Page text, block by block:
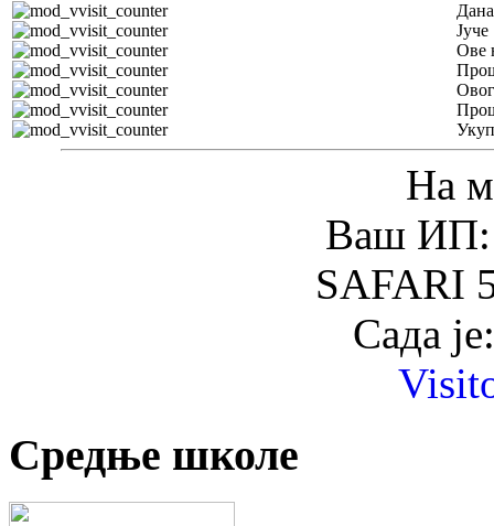
Јуче
Ове
На
Ваш ИП:
SAFARI
Сада
Средње школе